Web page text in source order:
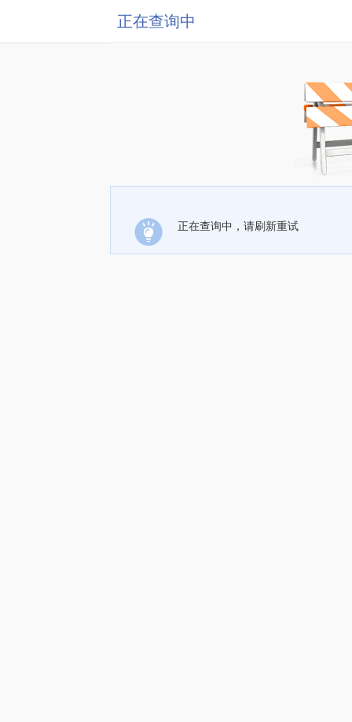
正在查询中
正在查询中，请刷新重试